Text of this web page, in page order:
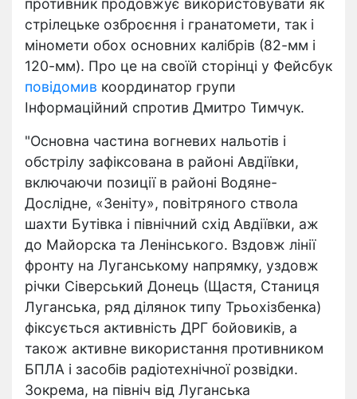
противник продовжує використовувати як
стрілецьке озброєння і гранатомети, так і
міномети обох основних калібрів (82-мм і
120-мм). Про це на своїй сторінці у Фейсбук
повідомив координатор групи
Інформаційний спротив Дмитро Тимчук.
"Основна частина вогневих нальотів і
обстрілу зафіксована в районі Авдіївки,
включаючи позиції в районі Водяне-
Дослідне, «Зеніту», повітряного ствола
шахти Бутівка і північний схід Авдіївки, аж
до Майорска та Ленінського. Вздовж лінії
фронту на Луганському напрямку, уздовж
річки Сіверський Донець (Щастя, Станиця
Луганська, ряд ділянок типу Трьохізбенка)
фіксується активність ДРГ бойовиків, а
також активне використання противником
БПЛА і засобів радіотехнічної розвідки.
Зокрема, на північ від Луганська